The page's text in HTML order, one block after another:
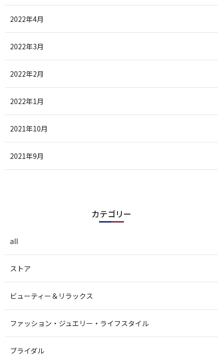
2022年4月
2022年3月
2022年2月
2022年1月
2021年10月
2021年9月
カテゴリー
all
ストア
ビューティー＆リラックス
ファッション・ジュエリー・ライフスタイル
ブライダル